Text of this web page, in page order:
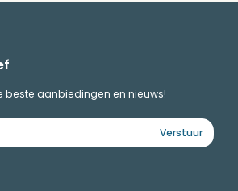
beste aanbiedingen en nieuws!
Verstuur